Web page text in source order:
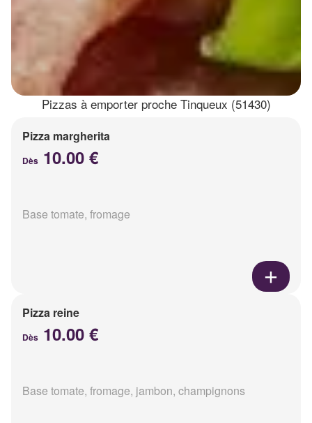
Pizzas à emporter proche Tinqueux (51430)
Pizza margherita
Dès 10.00 €
Base tomate, fromage
Pizza reine
Dès 10.00 €
Base tomate, fromage, jambon, champignons